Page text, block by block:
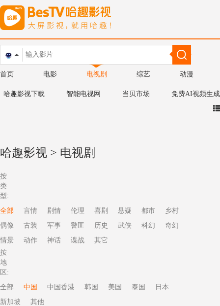
首页 电影 电视剧 综艺 动漫
哈趣影视下载 智能电视网 当贝市场 免费AI视频生成
哈趣影视 > 电视剧
按
类
型:
全部
言情 剧情 伦理 喜剧 悬疑 都市
乡村
偶像
古装 军事 警匪 历史 武侠 科幻
奇幻
情景
动作 神话 谍战
其它
按
地
区:
全部
中国 中国香港 韩国 美国 泰国
日本
新加坡
其他